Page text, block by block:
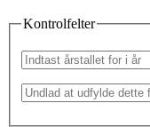
Kontrolfelter